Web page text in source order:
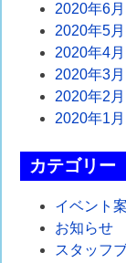
2020年6月
2020年5月
2020年4月
2020年3月
2020年2月
2020年1月
カテゴリー
イベント
お知らせ
スタッフ